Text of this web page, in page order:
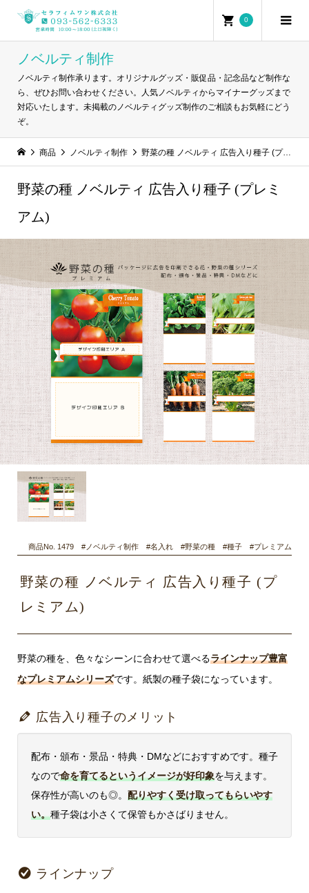
0
ノベルティ制作
ノベルティ制作承ります。オリジナルグッズ・販促品・記念品など制作な
ら、ぜひお問い合わせください。人気ノベルティからマイナーグッズまで
対応いたします。未掲載のノベルティグッズ制作のご相談もお気軽にどう
ぞ。
商品 ノベルティ制作 野菜の種 ノベルティ 広告入り種子 (プレミアム)
野菜の種 ノベルティ 広告入り種子 (プレミ
アム)
商品No. 1479 #ノベルティ制作 #名入れ #野菜の種 #種子 #プレミアム
野菜の種 ノベルティ 広告入り種子 (プ
レミアム)
野菜の種を、色々なシーンに合わせて選べるラインナップ豊富
なプレミアムシリーズです。紙製の種子袋になっています。
広告入り種子のメリット
配布・頒布・景品・特典・DMなどにおすすめです。種子
なので命を育てるというイメージが好印象を与えます。
保存性が高いのも◎。 配りやすく受け取ってもらいやす
い。種子袋は小さくて保管もかさばりません。
ラインナップ